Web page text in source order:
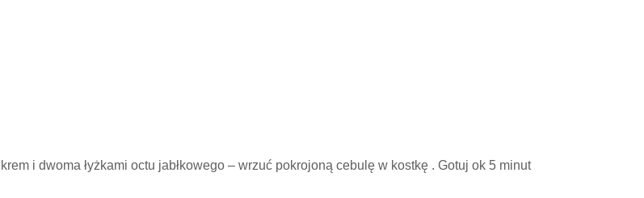
i dwoma łyżkami octu jabłkowego – wrzuć pokrojoną cebulę w kostkę . Gotuj ok 5 minut